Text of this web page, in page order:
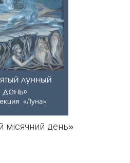
місячний день»